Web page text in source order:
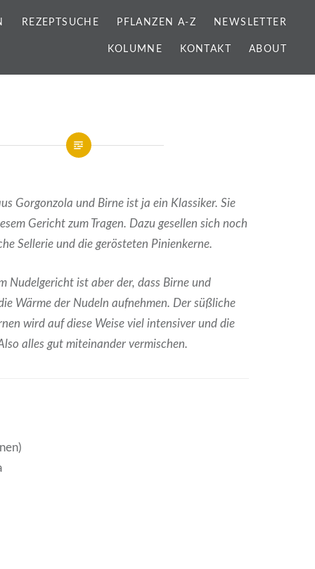
REZEPTSUCHE PFLANZEN A-Z NEWSLETTER
KOLUMNE KONTAKT ABOUT
Gorgonzola und Birne ist ja ein Klassiker. Sie
Gericht zum Tragen. Dazu gesellen sich noch
Sellerie und die gerösteten Pinienkerne.
Nudelgericht ist aber der, dass Birne und
Wärme der Nudeln aufnehmen. Der süßliche
wird auf diese Weise viel intensiver und die
alles gut miteinander vermischen.